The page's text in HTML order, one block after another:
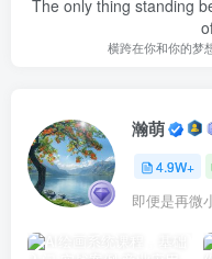
The only thing standing
横跨在你和你的梦
瀚萌
4.9W+